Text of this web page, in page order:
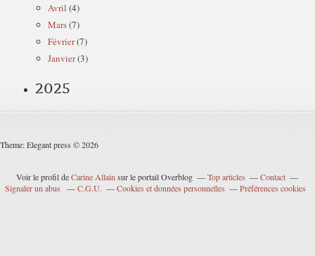
Avril (4)
Mars(7)
Février(7)
Janvier(3)
2025
Theme: Elegant press © 2026
Voir le profil deCarine Allainsur le portail Overblog Top articles
Contact
Signaler un abus
C.G.U. Cookies et données personnelles Préférences cookies